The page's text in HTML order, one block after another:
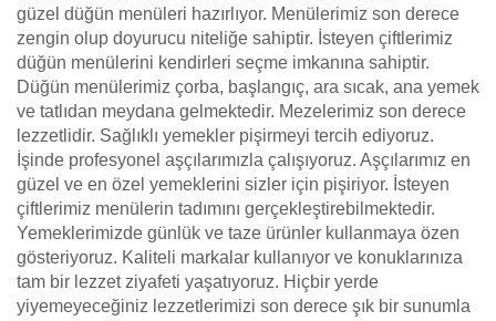
güzel düğün menüleri hazırlıyor. Menülerimiz son derece
zengin olup doyurucu niteliğe sahiptir. İsteyen çiftlerimiz
düğün menülerini kendirleri seçme imkanına sahiptir.
Düğün menülerimiz çorba, başlangıç, ara sıcak, ana yemek
ve tatlıdan meydana gelmektedir. Mezelerimiz son derece
lezzetlidir. Sağlıklı yemekler pişirmeyi tercih ediyoruz.
İşinde profesyonel aşçılarımızla çalışıyoruz. Aşçılarımız en
güzel ve en özel yemeklerini sizler için pişiriyor. İsteyen
çiftlerimiz menülerin tadımını gerçekleştirebilmektedir.
Yemeklerimizde günlük ve taze ürünler kullanmaya özen
gösteriyoruz. Kaliteli markalar kullanıyor ve konuklarınıza
tam bir lezzet ziyafeti yaşatıyoruz. Hiçbir yerde
yiyemeyeceğiniz lezzetlerimizi son derece şık bir sunumla